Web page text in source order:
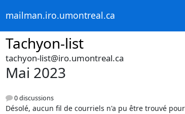
mailman.iro.umontreal.ca
Tachyon-list
tachyon-list@iro.umontreal.ca
Mai 2023
0 discussions
Désolé, aucun fil de courriels n'a pu être trouvé